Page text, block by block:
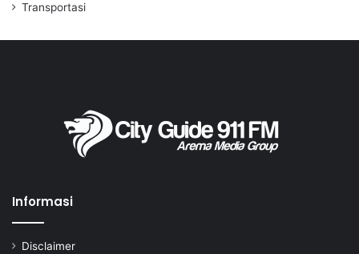
Transportasi
Informasi
Disclaimer